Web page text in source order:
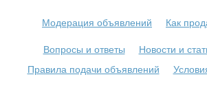
Модерация объявлений
Как
Вопросы и ответы
Новости и
Правила подачи объявлений